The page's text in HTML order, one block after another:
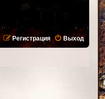
Выход
Регистрация